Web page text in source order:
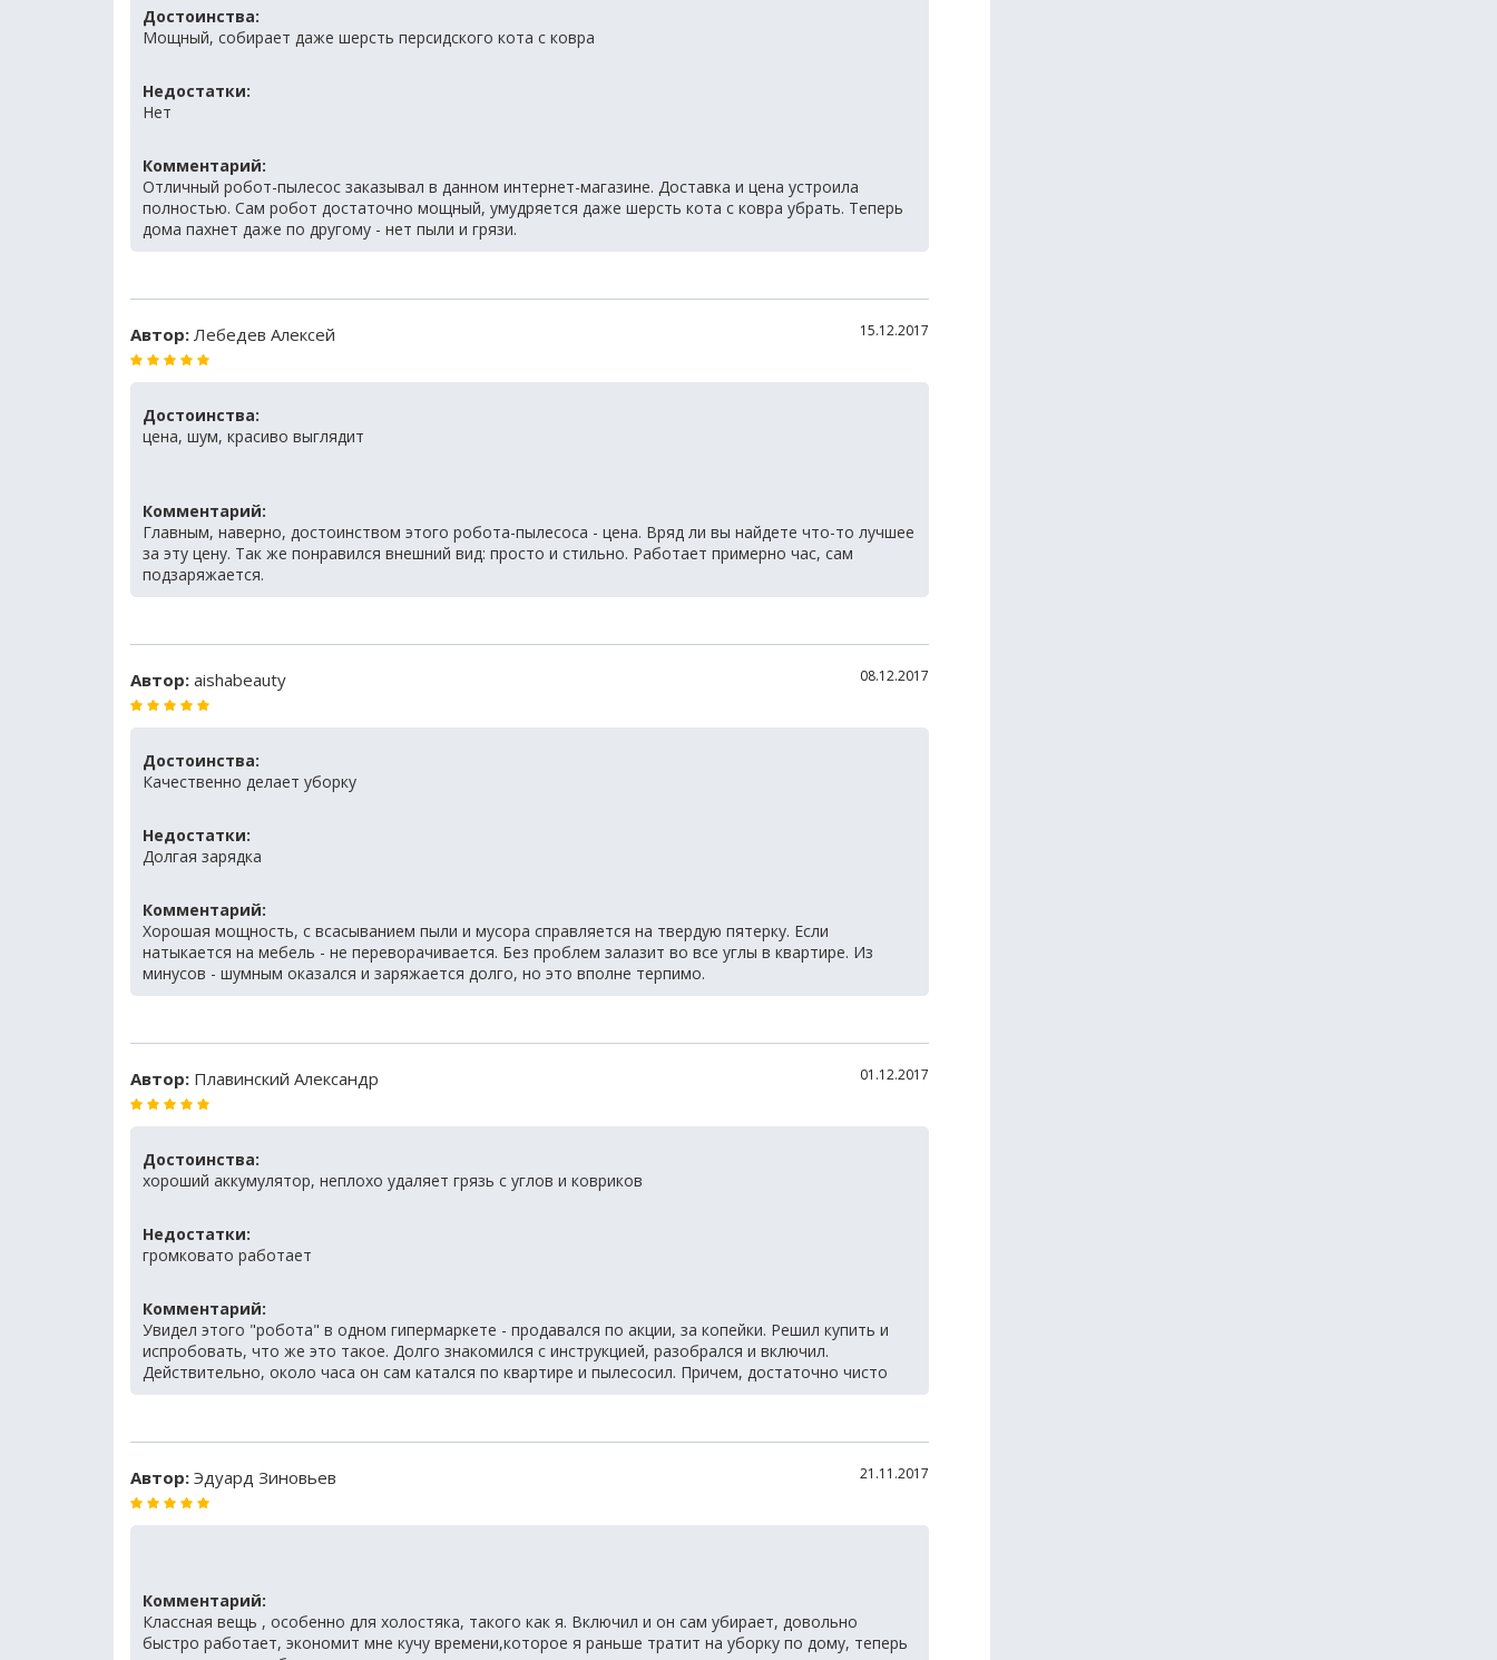
Достоинства:
Мощный, собирает даже шерсть персидского кота с ковра
Недостатки:
Нет
Комментарий:
Отличный робот-пылесос заказывал в данном интернет-магазине. Доставка и цена устроила
полностью. Сам робот достаточно мощный, умудряется даже шерсть кота с ковра убрать. Теперь
дома пахнет даже по другому - нет пыли и грязи.
Автор: Лебедев Алексей 15.12.2017
Достоинства:
цена, шум, красиво выглядит
Комментарий:
Главным, наверно, достоинством этого робота-пылесоса - цена. Вряд ли вы найдете что-то лучшее
за эту цену. Так же понравился внешний вид: просто и стильно. Работает примерно час, сам
подзаряжается.
Автор: aishabeauty 08.12.2017
Достоинства:
Качественно делает уборку
Недостатки:
Долгая зарядка
Комментарий:
Хорошая мощность, с всасыванием пыли и мусора справляется на твердую пятерку. Если
натыкается на мебель - не переворачивается. Без проблем залазит во все углы в квартире. Из
минусов - шумным оказался и заряжается долго, но это вполне терпимо.
Автор: Плавинский Александр 01.12.2017
Достоинства:
хороший аккумулятор, неплохо удаляет грязь с углов и ковриков
Недостатки:
громковато работает
Комментарий:
Увидел этого "робота" в одном гипермаркете - продавался по акции, за копейки. Решил купить и
испробовать, что же это такое. Долго знакомился с инструкцией, разобрался и включил.
Действительно, около часа он сам катался по квартире и пылесосил. Причем, достаточно чисто
Автор: Эдуард Зиновьев 21.11.2017
Комментарий:
Классная вещь , особенно для холостяка, такого как я. Включил и он сам убирает, довольно
быстро работает, экономит мне кучу времени,которое я раньше тратит на уборку по дому, теперь